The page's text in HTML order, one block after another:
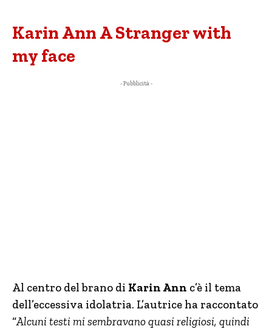
Karin Ann A Stranger with
my face
- Pubblicità -
Al centro del brano di Karin Ann c’è il tema
dell’eccessiva idolatria. L’autrice ha raccontato
“Alcuni testi mi sembravano quasi religiosi, quindi